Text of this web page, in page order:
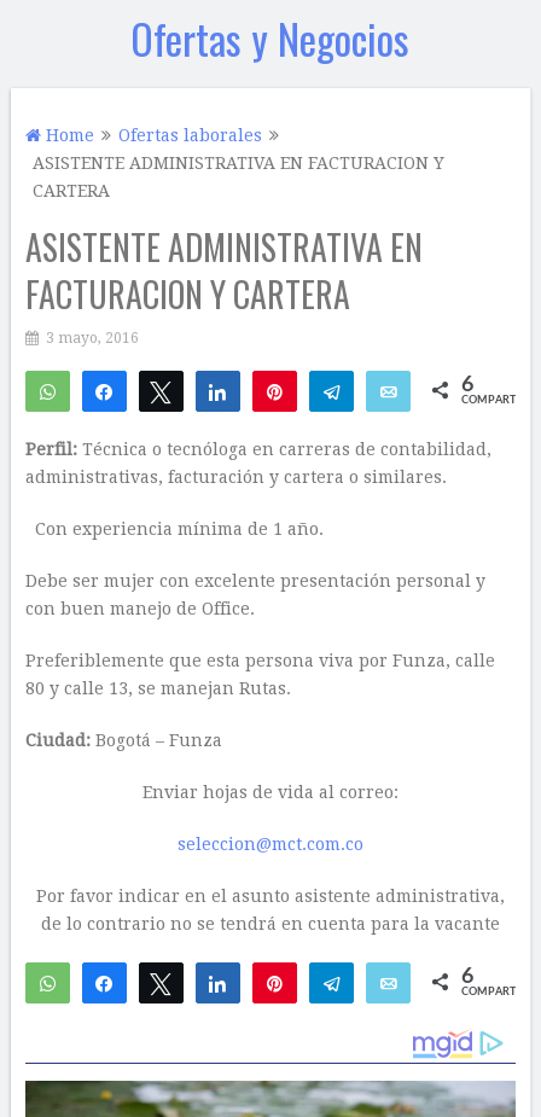
Ofertas y Negocios
Home
Ofertas laborales
ASISTENTE ADMINISTRATIVA EN FACTURACION Y
CARTERA
ASISTENTE ADMINISTRATIVA EN
FACTURACION Y CARTERA
3 mayo, 2016
WhatsAppCompartirTwittear Compartir Telegram Email 6
COMPARTIR
Perfil:Técnica o tecnóloga en carreras de contabilidad,
administrativas, facturación y cartera o similares.
Con experiencia mínima de 1 año.
Debe ser mujer con excelente presentación personal y
con buen manejo de Office.
Preferiblemente que esta persona viva por Funza, calle
80 y calle 13, se manejan Rutas.
Ciudad:Bogotá – Funza
Enviar hojas de vida al correo:
seleccion@mct.com.co
Por favor indicar en el asunto asistente administrativa,
de lo contrario no se tendrá en cuenta para la vacante
WhatsAppCompartirTwittear Compartir Telegram Email 6
COMPARTIR